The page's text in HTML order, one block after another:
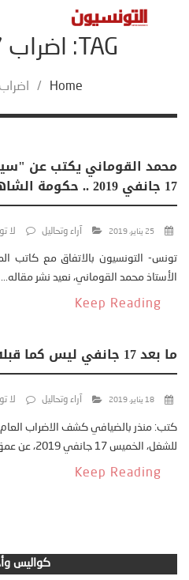
TAG: اضراب 17 جانفي
Home
/ اضراب 17 جانفي
محمد القوماني يكتب عن
17 جانفي 2019 .. حكومة الشاهد في مأزق"
25 يناير، 2019 آراء وتحاليل لا
تونس- التونسيون بالاتفاق مع كاتب
الأستاذ محمد القوماني، نعيد نشر مقاله...
Keep Reading
ما بعد 17 جانفي ليس كما قبله .. تونس الى أين؟
18 يناير، 2019 آراء وتحاليل لا
كتب: منذر بالضيافي كشف الاضراب
للشغل، الخميس 17 جانفي 2019، عن عمق...
Keep Reading
كواليس